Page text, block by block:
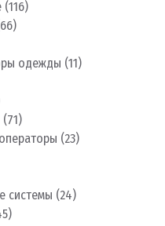
(116)
одежды (11)
(71)
(23)
системы (24)